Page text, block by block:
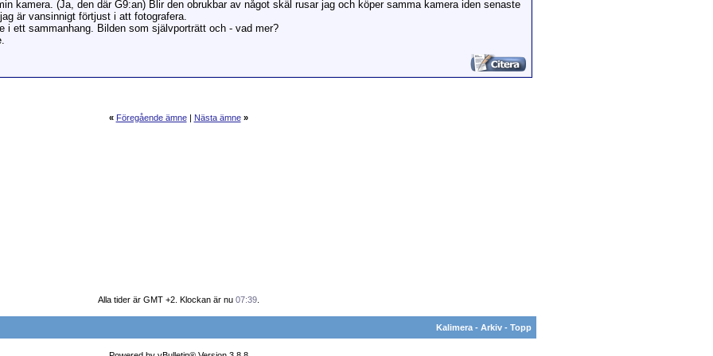
kamera. (Ja, den där G9:an) Blir den obrukbar av något skäl rusar jag och köper samma kamera iden senaste
är vansinnigt förtjust i att fotografera.
i ett sammanhang. Bilden som självporträtt och - vad mer?
« Föregående ämne| Nästa ämne »
Alla tider är GMT +2. Klockan är nu 07:39.
Kalimera - Arkiv - Topp